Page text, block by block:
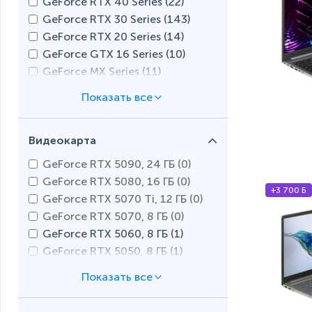
Apple M2 Max (0)
Apple M1 Max (0)
Apple M2 Pro (0)
Apple M2 (0)
Apple M1 Pro (0)
Apple M1 (
GeForce RTX 30 Series (143)
GeForce RTX 20 Series (14)
GeForce GTX 16 Series (10)
GeForce MX Series (11)
Intel Arc A300 Series (
Видеокарта
GeForce RTX 5090, 24 ГБ (0)
GeForce RTX 5080, 16 ГБ (0)
GeForce RTX 5070 Ti, 12 ГБ (0)
GeForce RTX 5070, 8 ГБ (0)
GeForce RTX 5060, 8 ГБ (1)
GeForce RTX 5050, 8 ГБ (1)
+3 700 Б